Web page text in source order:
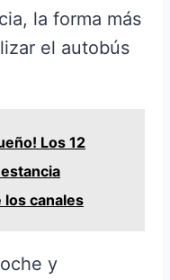
la forma más
el autobús
Los 12
los canales
y